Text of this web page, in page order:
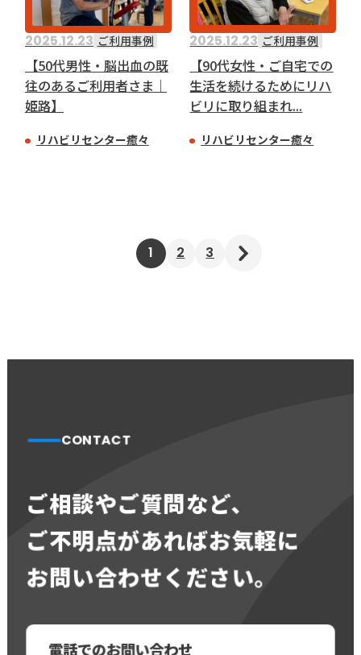
2025.12.23 ご利用事例
リハビリセンター癒々
【50代男性・脳出血の既
往のあるご利用者さま｜
姫路】
2025.12.23 ご利用事例
リハビリセンター癒々
【90代女性・ご自宅での
生活を続けるためにリハ
ビリに取り組まれ...
1 2 3
CONTACT
ご相談やご質問など、
ご不明点があればお気軽に
お問い合わせください。
電話でのお問い合わせ